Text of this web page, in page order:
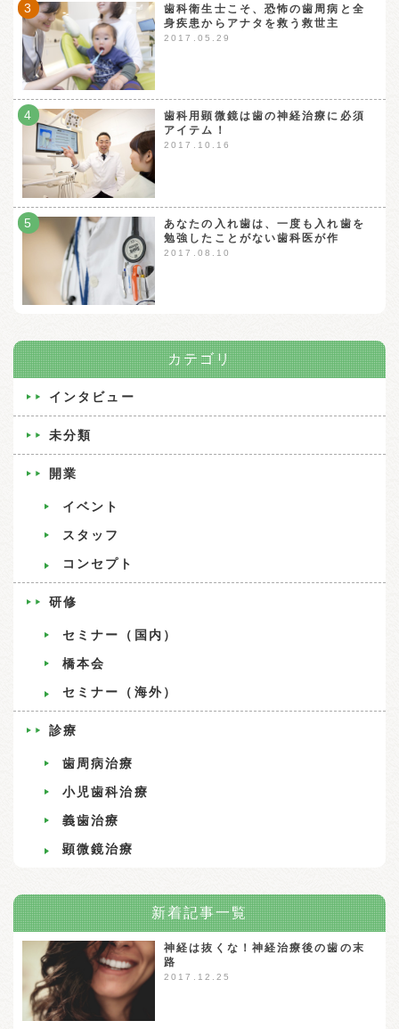
3
歯科衛生士こそ、恐怖の歯周病と全
身疾患からアナタを救う救世主
2017.05.29
4
歯科用顕微鏡は歯の神経治療に必須
アイテム！
2017.10.16
5
あなたの入れ歯は、一度も入れ歯を
勉強したことがない歯科医が作
2017.08.10
カテゴリ
インタビュー
未分類
開業
イベント
スタッフ
コンセプト
研修
セミナー（国内）
橋本会
セミナー（海外）
診療
歯周病治療
小児歯科治療
義歯治療
顕微鏡治療
新着記事一覧
神経は抜くな！神経治療後の歯の末
路
2017.12.25